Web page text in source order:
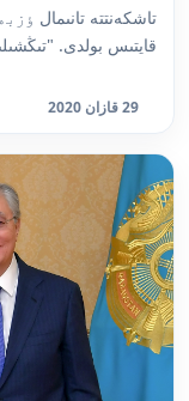
تاشكەنتتە تانىمال
قايتىس بولدى.
29 قازان 2020